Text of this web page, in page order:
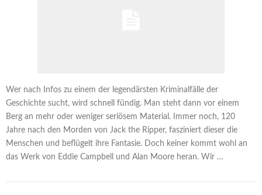
Wer nach Infos zu einem der legendärsten Kriminalfälle der
Geschichte sucht, wird schnell fündig. Man steht dann vor einem
Berg an mehr oder weniger seriösem Material. Immer noch, 120
Jahre nach den Morden von Jack the Ripper, fasziniert dieser die
Menschen und beflügelt ihre Fantasie. Doch keiner kommt wohl an
das Werk von Eddie Campbell und Alan Moore heran. Wir …